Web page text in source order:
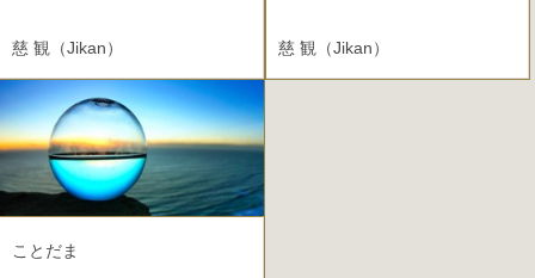
慈 観（Jikan） 2021.12.31
慈 観（Jikan）
ことだま